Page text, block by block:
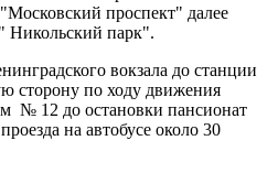
проспект" далее
Никольский парк".
вокзала до станции
сторону по ходу движения
№ 12 до остановки пансионат
на автобусе около 30